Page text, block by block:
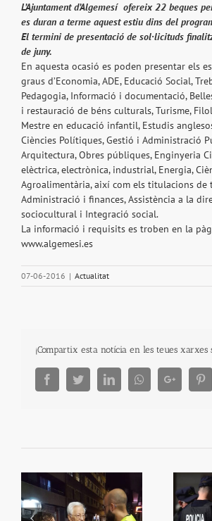
L’Ajuntament d’Algemesí ofereix 22 beques
es duran a terme aquest estiu dins del
El termini de presentació de sol·licituds
de juny.
En aquesta ocasió es poden presentar els
graus d’Economia, ADE, Educació Social,
Pedagogia, Informació i documentació,
i restauració de béns culturals, Turisme,
Mestre en educació infantil, Estudis
Ciències Polítiques, Gestió i Administració
Arquitectura, Obres públiques, Enginyeria
elèctrica, electrònica, industrial, Energia,
Agroalimentària, així com els titulacions de
Administració i finances, Assistència a la
sociocultural i Integració social.
La informació i requisits es troben en la
www.algemesi.es
07-06-2016 | Actualitat
¡Compartix esta notícia en les teues xarxes
FacebookTwitterLinkedInWhatsappGoogle+